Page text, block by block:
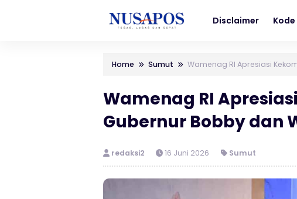
Disclaimer
Home Sumut Wamenag RI Apresiasi
Wamenag RI
Gubernur Bobby dan
redaksi2 16 Juni 2026 Sumut